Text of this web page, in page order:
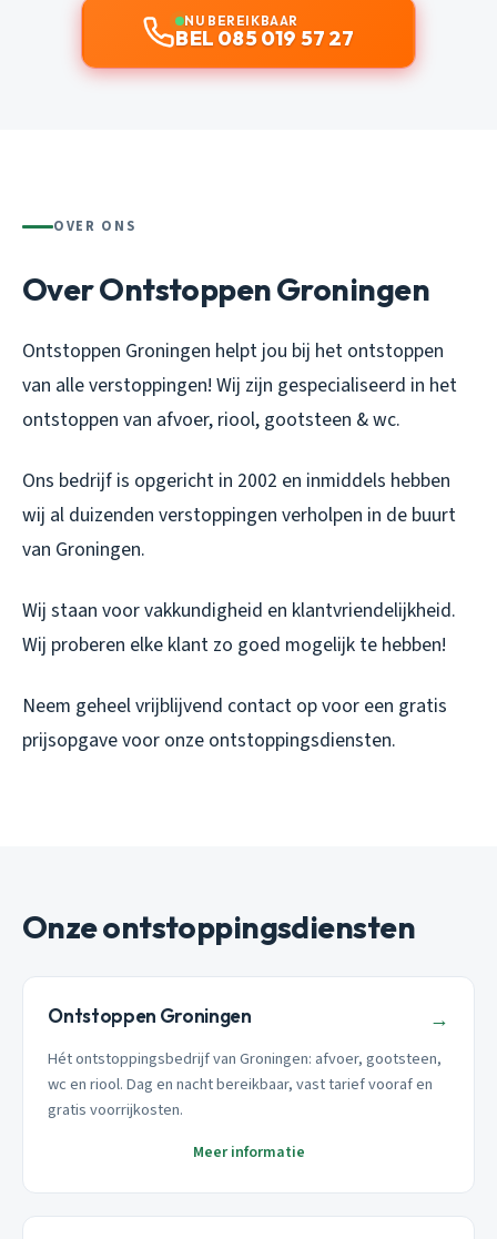
NU BEREIKBAAR
BEL 085 019 57 27
OVER ONS
Over Ontstoppen Groningen
Ontstoppen Groningen helpt jou bij het ontstoppen
van alle verstoppingen! Wij zijn gespecialiseerd in het
ontstoppen van afvoer, riool, gootsteen & wc.
Ons bedrijf is opgericht in 2002 en inmiddels hebben
wij al duizenden verstoppingen verholpen in de buurt
van Groningen.
Wij staan voor vakkundigheid en klantvriendelijkheid.
Wij proberen elke klant zo goed mogelijk te hebben!
Neem geheel vrijblijvend contact op voor een gratis
prijsopgave voor onze ontstoppingsdiensten.
Onze ontstoppingsdiensten
Ontstoppen Groningen →
Hét ontstoppingsbedrijf van Groningen: afvoer, gootsteen,
wc en riool. Dag en nacht bereikbaar, vast tarief vooraf en
gratis voorrijkosten.
Meer informatie